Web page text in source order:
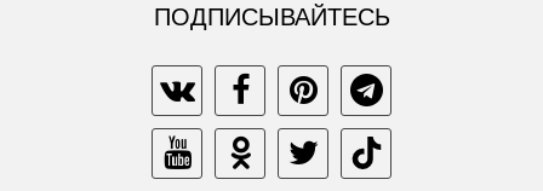
ПОДПИСЫВАЙТЕСЬ